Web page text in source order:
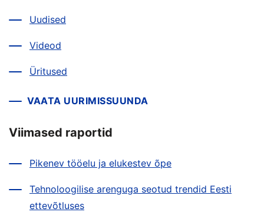
Uudised
Videod
Üritused
VAATA UURIMISSUUNDA
Viimased raportid
Pikenev tööelu ja elukestev õpe
Tehnoloogilise arenguga seotud trendid Eesti
ettevõtluses